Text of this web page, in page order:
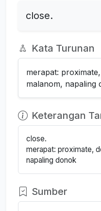
close.
Kata Turunan
merapat:
malanom, napaling
Keterangan
close.
merapat: proximate,
napaling donok
Sumber